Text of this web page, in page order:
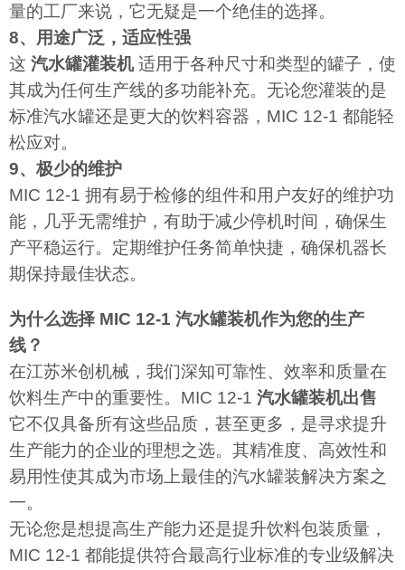
量的工厂来说，它无疑是一个绝佳的选择。
8、用途广泛，适应性强
这 汽水罐灌装机适用于各种尺寸和类型的罐子，使
其成为任何生产线的多功能补充。无论您灌装的是
标准汽水罐还是更大的饮料容器，MIC 12-1 都能轻
松应对。
9、极少的维护
MIC 12-1 拥有易于检修的组件和用户友好的维护功
能，几乎无需维护，有助于减少停机时间，确保生
产平稳运行。定期维护任务简单快捷，确保机器长
期保持最佳状态。
为什么选择 MIC 12-1 汽水罐装机作为您的生产
线？
在江苏米创机械，我们深知可靠性、效率和质量在
饮料生产中的重要性。MIC 12-1 汽水罐装机出售
它不仅具备所有这些品质，甚至更多，是寻求提升
生产能力的企业的理想之选。其精准度、高效性和
易用性使其成为市场上最佳的汽水罐装解决方案之
一。
无论您是想提高生产能力还是提升饮料包装质量，
MIC 12-1 都能提供符合最高行业标准的专业级解决